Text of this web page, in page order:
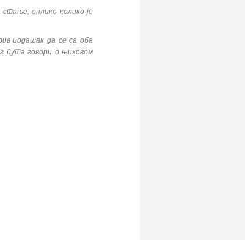
онлико колико је
податак да се са оба
пута говори о њиховом